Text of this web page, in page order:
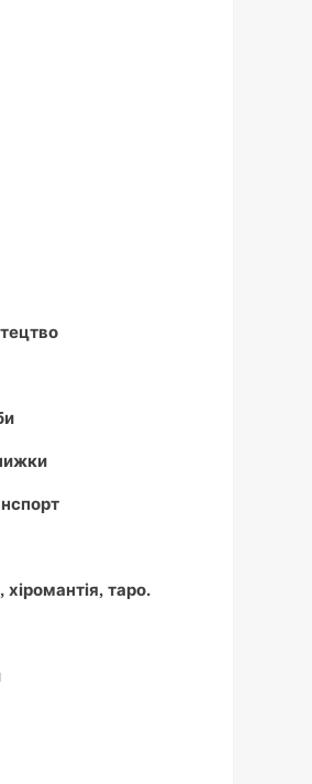
хіромантія, таро.